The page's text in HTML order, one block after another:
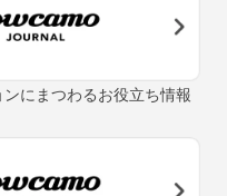
にまつわるお役立ち情報